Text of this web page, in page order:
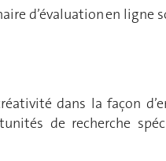
d’évaluation en ligne
dans la façon
de recherche